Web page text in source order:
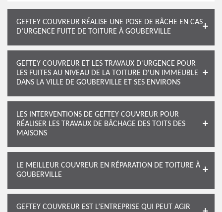
GEFTEY COUVREUR RÉALISE UNE POSE DE BÂCHE EN CAS
D’URGENCE FUITE DE TOITURE À GOUBERVILLE
GEFTEY COUVREUR ET LES TRAVAUX D'URGENCE POUR
LES FUITES AU NIVEAU DE LA TOITURE D'UN IMMEUBLE
DANS LA VILLE DE GOUBERVILLE ET SES ENVIRONS
LES INTERVENTIONS DE GEFTEY COUVREUR POUR
RÉALISER LES TRAVAUX DE BÂCHAGE DES TOITS DES
MAISONS
LE MEILLEUR COUVREUR EN RÉPARATION DE TOITURE À
GOUBERVILLE
GEFTEY COUVREUR EST L’ENTREPRISE QUI PEUT AGIR